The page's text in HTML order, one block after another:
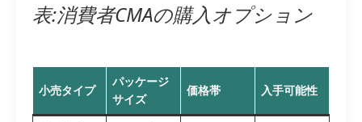
表:消費者CMAの購入オプション
小売タイプ
パッケージ
サイズ
価格帯 入手可能性